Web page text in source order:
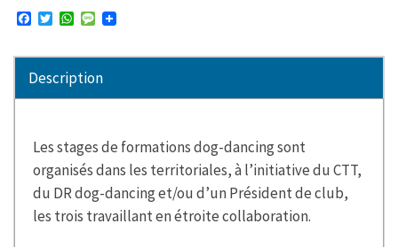
e
b
o
o
T
t
t
e
r
W
t
s
A
p
M
s
a
g
e
Description
Les stages de formations dog-dancing sont
organisés dans les territoriales, à l’initiative du CTT,
du DR dog-dancing et/ou d’un Président de club,
les trois travaillant en étroite collaboration.